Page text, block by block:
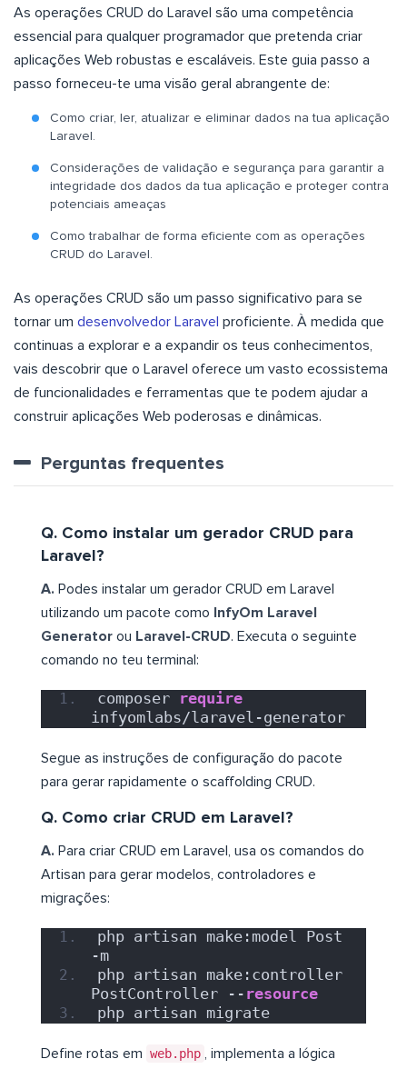
As operações CRUD do Laravel são uma competência
essencial para qualquer programador que pretenda criar
aplicações Web robustas e escaláveis. Este guia passo a
passo forneceu-te uma visão geral abrangente de:
Como criar, ler, atualizar e eliminar dados na tua aplicação
Laravel.
Considerações de validação e segurança para garantir a
integridade dos dados da tua aplicação e proteger contra
potenciais ameaças
Como trabalhar de forma eficiente com as operações
CRUD do Laravel.
As operações CRUD são um passo significativo para se
tornar um desenvolvedor Laravel proficiente. À medida que
continuas a explorar e a expandir os teus conhecimentos,
vais descobrir que o Laravel oferece um vasto ecossistema
de funcionalidades e ferramentas que te podem ajudar a
construir aplicações Web poderosas e dinâmicas.
Perguntas frequentes
Q. Como instalar um gerador CRUD para
Laravel?
A. Podes instalar um gerador CRUD em Laravel
utilizando um pacote como InfyOm Laravel
Generator ou Laravel-CRUD. Executa o seguinte
comando no teu terminal:
composer require
infyomlabs/laravel-generator
Segue as instruções de configuração do pacote
para gerar rapidamente o scaffolding CRUD.
Q. Como criar CRUD em Laravel?
A. Para criar CRUD em Laravel, usa os comandos do
Artisan para gerar modelos, controladores e
migrações:
php artisan make:model Post
-m
php artisan make:controller
PostController -- resource
php artisan migrate
Define rotas em web.php , implementa a lógica